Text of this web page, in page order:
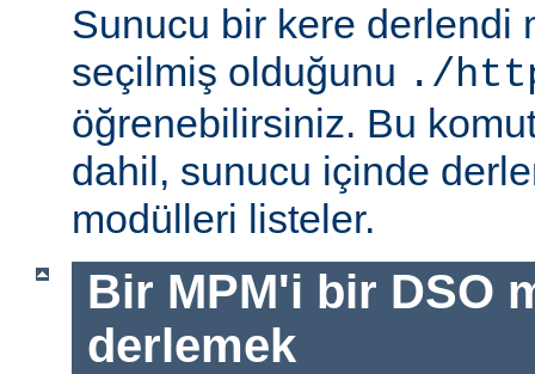
Sunucu bir kere derlendi
seçilmiş olduğunu ./
öğrenebilirsiniz. Bu
dahil, sunucu içinde
modülleri listeler.
Bir MPM'i bir DSO
derlemek